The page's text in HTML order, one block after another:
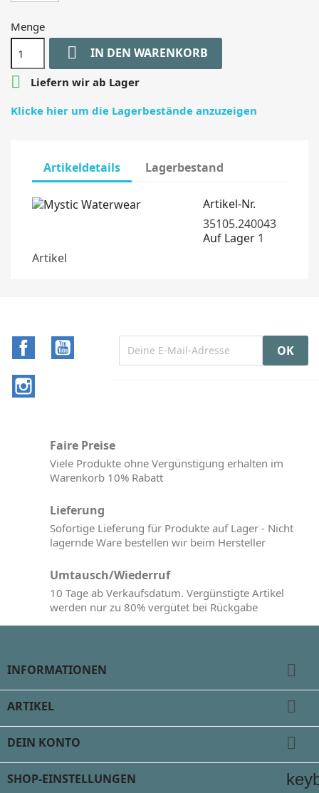
Menge
 IN DEN WARENKORB

Liefern wir ab Lager
Klicke hier um die Lagerbestände anzuzeigen
Artikeldetails Lagerbestand
Artikel-Nr.
35105.240043
Auf Lager 1
Artikel
Facebook
Faire Preise
Viele Produkte ohne Vergünstigung erhalten im
Warenkorb 10% Rabatt
Lieferung
Sofortige Lieferung für Produkte auf Lager - Nicht
lagernde Ware bestellen wir beim Hersteller
Umtausch/Wiederruf
10 Tage ab Verkaufsdatum. Vergünstigte Artikel
werden nur zu 80% vergütet bei Rückgabe
INFORMATIONEN 
ARTIKEL 
DEIN KONTO 
SHOP-EINSTELLUNGEN